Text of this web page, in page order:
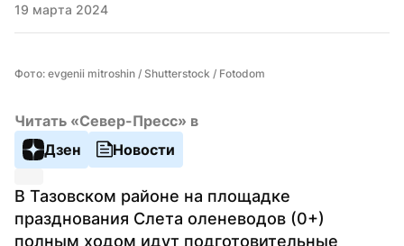
19 марта 2024
Фото: evgenii mitroshin / Shutterstock / Fotodom
Читать «Север-Пресс» в
Дзен
Новости
В Тазовском районе на площадке
празднования Слета оленеводов (0+)
полным ходом идут подготовительные